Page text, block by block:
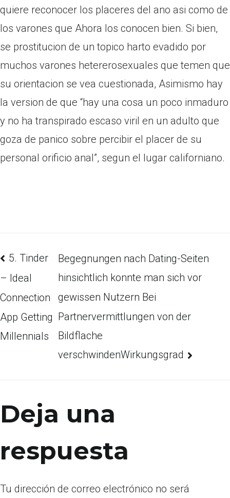
quiere reconocer los placeres del ano asi como de
los varones que Ahora los conocen bien. Si bien,
se prostitucion de un topico harto evadido por
muchos varones hetererosexuales que temen que
su orientacion se vea cuestionada, Asimismo hay
la version de que “hay una cosa un poco inmaduro
y no ha transpirado escaso viril en un adulto que
goza de panico sobre percibir el placer de su
personal orificio anal”, segun el lugar californiano.
5. Tinder
– Ideal
Connection
App Getting
Millennials
Begegnungen nach Dating-Seiten
hinsichtlich konnte man sich vor
gewissen Nutzern Bei
Partnervermittlungen von der
Bildflache
verschwindenWirkungsgrad
Deja una
respuesta
Tu dirección de correo electrónico no será